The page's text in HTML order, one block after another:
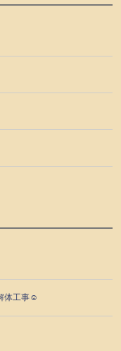
体工事☺